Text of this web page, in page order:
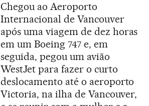
Chegou ao Aeroporto
Internacional de Vancouver
após uma viagem de dez horas
em um Boeing 747 e, em
seguida, pegou um avião
WestJet para fazer o curto
deslocamento até o aeroporto
Victoria, na ilha de Vancouver,